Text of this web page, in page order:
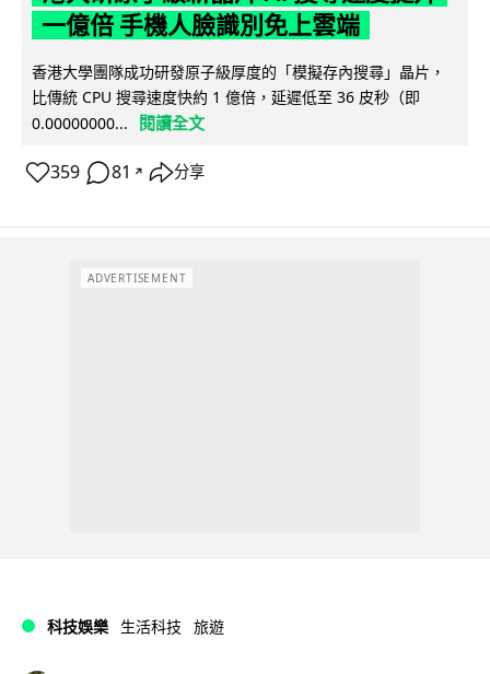
一億倍 手機人臉識別免上雲端
香港大學團隊成功研發原子級厚度的「模擬存內搜尋」晶片，
比傳統 CPU 搜尋速度快約 1 億倍，延遲低至 36 皮秒（即
0.00000000...
閱讀全文
359 81 ↗ 分享
ADVERTISEMENT
科技娛樂 生活科技 旅遊